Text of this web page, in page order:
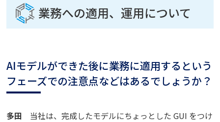
業務への適用、運用について
AIモデルができた後に業務に適用するという
フェーズでの注意点などはあるでしょうか？
多田 当社は、完成したモデルにちょっとした GUI をつけ